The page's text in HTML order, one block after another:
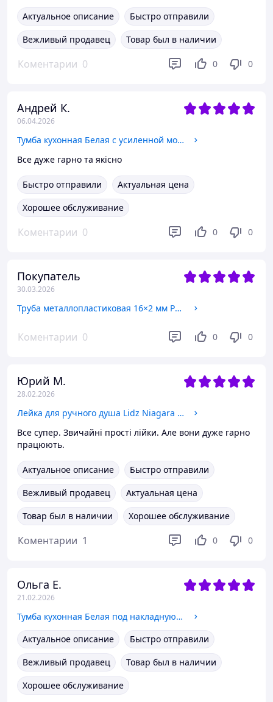
Актуальное описание
Быстро отправили
Вежливый продавец
Товар был в наличии
Коментарии 0 0 0
Андрей К.
06.04.2026
Тумба кухонная Белая с усиленной мойкой 80x50 (0,8мм) правая чаша, смеситель гибкий, сифон
Все дуже гарно та якісно
Быстро отправили
Актуальная цена
Хорошее обслуживание
Коментарии 0 0 0
Покупатель
30.03.2026
Труба металлопластиковая 16×2 мм PERT/AL/PERT (бухта 100 м), бесшовная, Pexal SD300W16
Коментарии 0 0 0
Юрий М.
28.02.2026
Лейка для ручного душа Lidz Niagara 02 67 мм округлая LDNIA02CRM22035 Chrome
Все супер. Звичайні прості лійки. Але вони дуже гарно
працюють.
Актуальное описание
Быстро отправили
Вежливый продавец
Актуальная цена
Товар был в наличии
Хорошее обслуживание
Коментарии 1 0 0
Ольга Е.
21.02.2026
Тумба кухонная Белая под накладную мойку 80x60 или 80x50
Актуальное описание
Быстро отправили
Вежливый продавец
Товар был в наличии
Хорошее обслуживание